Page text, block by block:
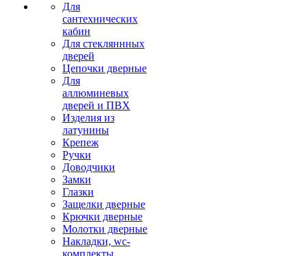
Для
сантехнических
кабин
Для стекляннных
дверей
Цепочки дверные
Для
аллюминевых
дверей и ПВХ
Изделия из
латунины
Крепеж
Ручки
Доводчики
Замки
Глазки
Защелки дверные
Крючки дверные
Молотки дверные
Накладки, wc-
комплекты